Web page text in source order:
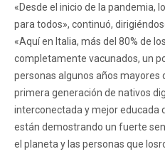
«Desde el inicio de la pandemia,
para todos», continuó,
«Aquí en Italia, más del 80% de
completamente vacunados, un
personas algunos años mayores
primera generación de nativos
interconectada y mejor educada
están demostrando un fuerte
el planeta y las personas que